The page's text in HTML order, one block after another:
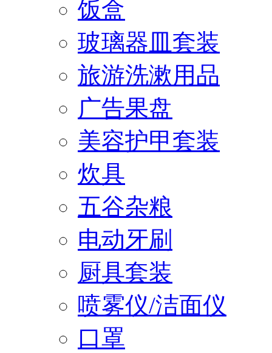
饭盒
玻璃器皿套装
旅游洗漱用品
广告果盘
美容护甲套装
炊具
五谷杂粮
电动牙刷
厨具套装
喷雾仪/洁面仪
口罩